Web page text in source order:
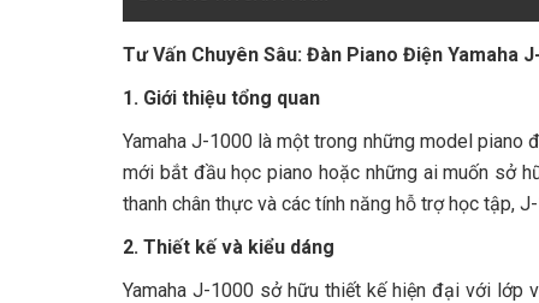
Tư Vấn Chuyên Sâu: Đàn Piano Điện Yamaha
1. Giới thiệu tổng quan
Yamaha J-1000 là một trong những model piano
mới bắt đầu học piano hoặc những ai muốn sở
thanh chân thực và các tính năng hỗ trợ học tập,
2. Thiết kế và kiểu dáng
Yamaha J-1000 sở hữu thiết kế hiện đại với lớp